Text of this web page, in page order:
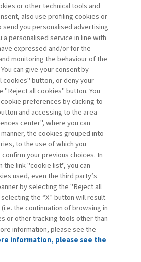
O NON ESSERE: LA
...
Goulard, Francesco Perrini, Stefano
è riservata esclusivamente
Per abbonati
or other technical tools and
also use profiling cookies or
you personalised advertising
personalised service in line with
expressed and/or for the
monitoring the behaviour of the
can give your consent by
cookies" button, or deny your
"Reject all cookies" button. You
preferences by clicking to
and accessing to the area
center", where you can
the cookies grouped into
to the use of which you
your previous choices. In
the link "cookie list", you can
used, even the third party’s
by selecting the "Reject all
the “X” button will result
the continuation of browsing in
or other tracking tools other than
information, please see the
information, please see the